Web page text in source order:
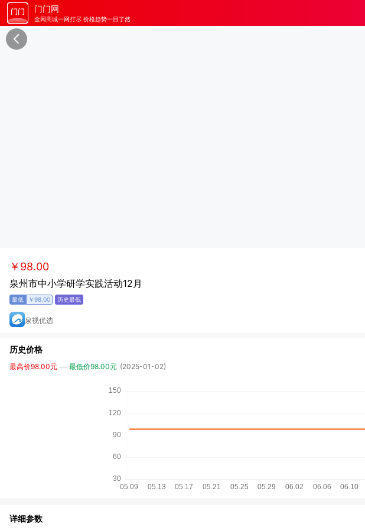
门门网
全网商城一网打尽 价格趋势一目了然
￥98.00
泉州市中小学研学实践活动12月
￥98.00
泉视优选
历史价格
最高价98.00元 最低价98.00元 (2025-01-02)
详细参数